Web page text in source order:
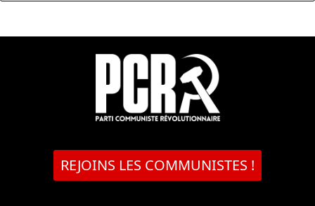
REJOINS LES COMMUNISTES !